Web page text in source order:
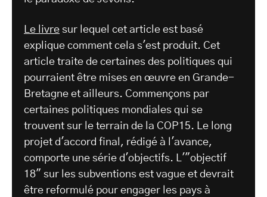
Le livre sur lequel cet article est basé
explique comment cela s'est produit. Cet
article traite de certaines des politiques qui
pourraient être mises en œuvre en Grande-
Bretagne et ailleurs. Commençons par
certaines politiques mondiales qui se
trouvent sur le terrain de la COP15. Le long
projet d'accord final, rédigé à l'avance,
comporte une série d'objectifs. L'"objectif
18" sur les subventions est vague et devrait
être reformulé pour engager les pays à